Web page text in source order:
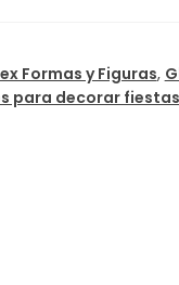
Formas y Figuras,
para decorar fiestas